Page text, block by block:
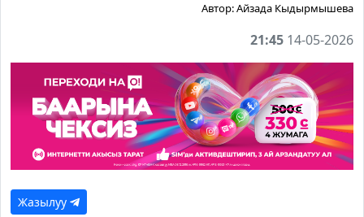
Автор:Айзада Кыдырмышева
21:45 14-05-2026
Жазылуу